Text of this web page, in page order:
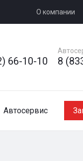
О компании
66-10-10 8
Автосервис